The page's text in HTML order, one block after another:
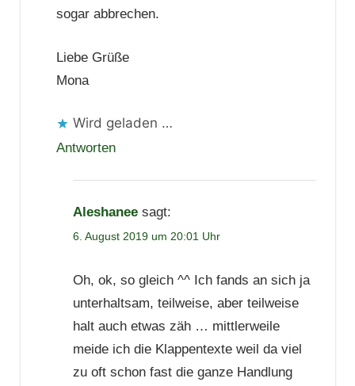
sogar abbrechen.
Liebe Grüße
Mona
Wird geladen …
Antworten
Aleshanee sagt:
6. August 2019 um 20:01 Uhr
Oh, ok, so gleich ^^ Ich fands an sich ja
unterhaltsam, teilweise, aber teilweise
halt auch etwas zäh … mittlerweile
meide ich die Klappentexte weil da viel
zu oft schon fast die ganze Handlung